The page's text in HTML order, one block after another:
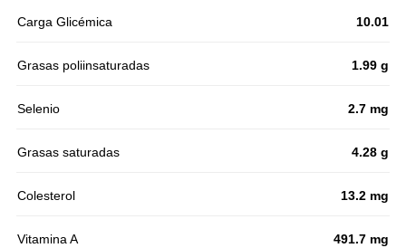
Carga Glicémica 10.01
Grasas poliinsaturadas 1.99 g
Selenio 2.7 mg
Grasas saturadas 4.28 g
Colesterol 13.2 mg
Vitamina A 491.7 mg